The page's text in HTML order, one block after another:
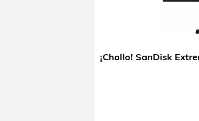
¡Chollo! SanDisk